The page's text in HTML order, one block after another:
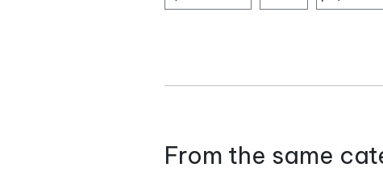
From the same